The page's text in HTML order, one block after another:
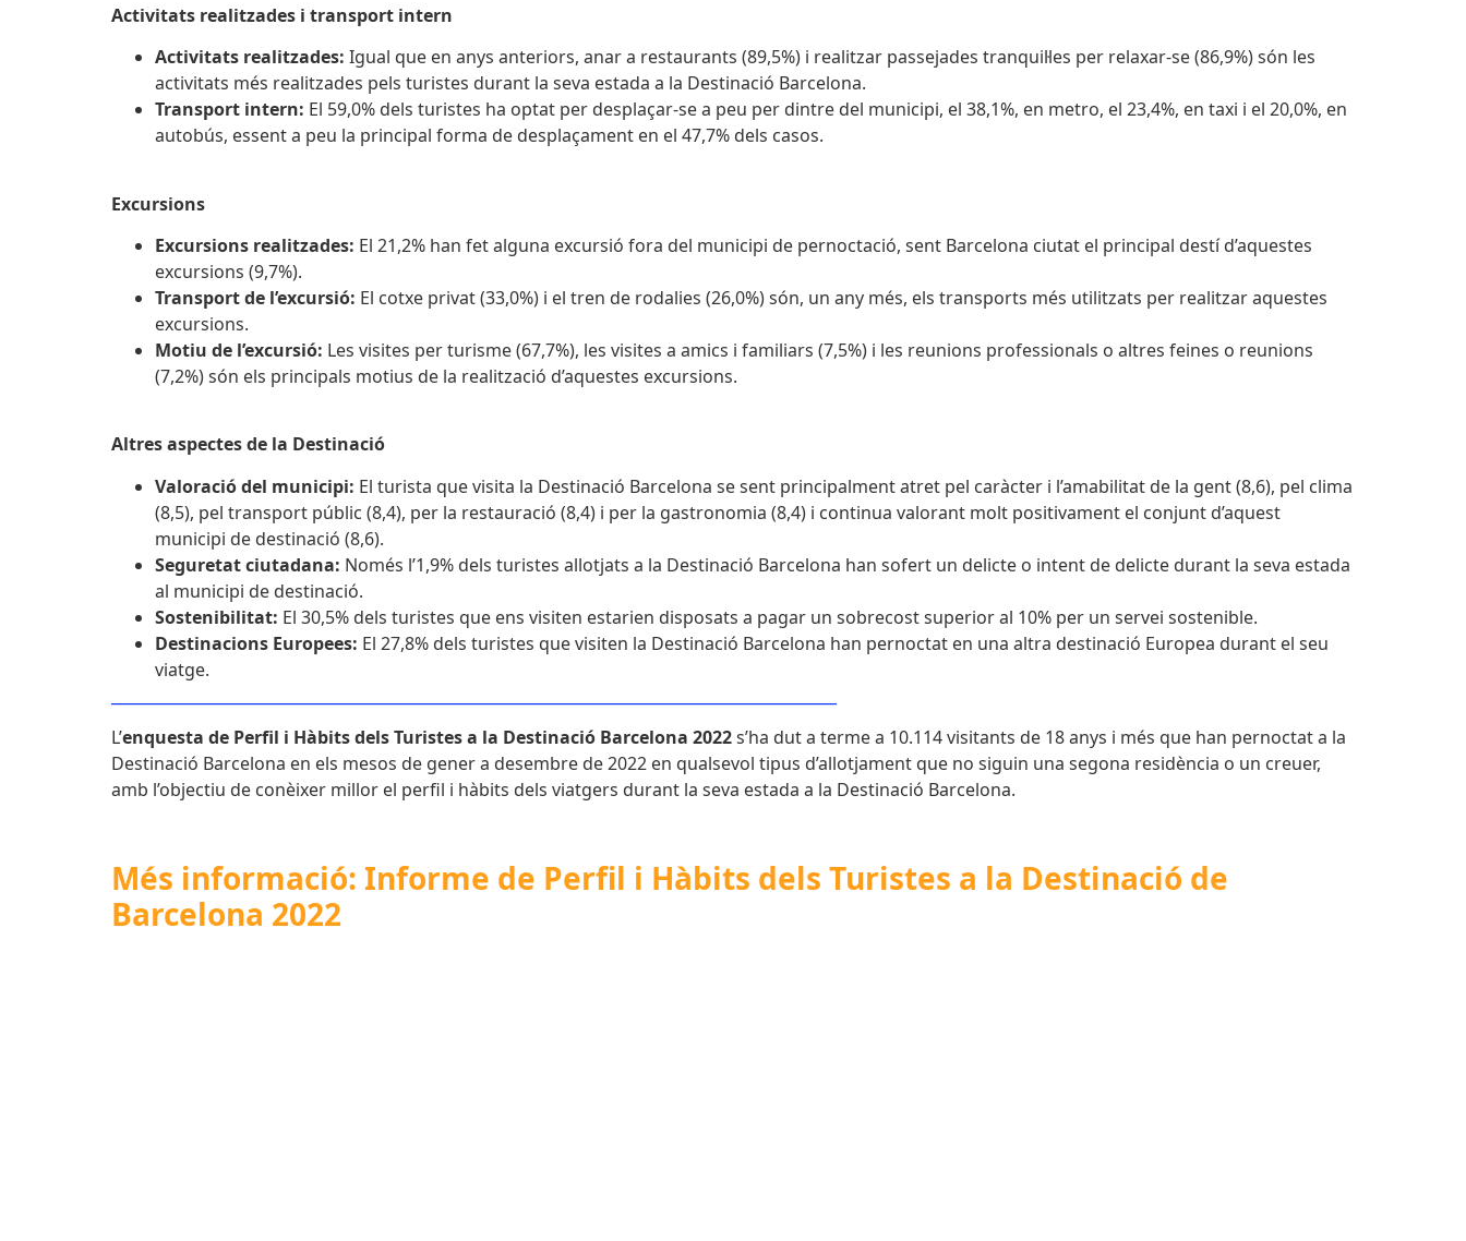
Activitats realitzades i transport intern
Activitats realitzades: Igual que en anys anteriors, anar a restaurants (89,5%) i realitzar passejades tranquil·les per relaxar-se (86,9%) són les
activitats més realitzades pels turistes durant la seva estada a la Destinació Barcelona.
Transport intern: El 59,0% dels turistes ha optat per desplaçar-se a peu per dintre del municipi, el 38,1%, en metro, el 23,4%, en taxi i el 20,0%, en
autobús, essent a peu la principal forma de desplaçament en el 47,7% dels casos.
Excursions
Excursions realitzades: El 21,2% han fet alguna excursió fora del municipi de pernoctació, sent Barcelona ciutat el principal destí d’aquestes
excursions (9,7%).
Transport de l’excursió: El cotxe privat (33,0%) i el tren de rodalies (26,0%) són, un any més, els transports més utilitzats per realitzar aquestes
excursions.
Motiu de l’excursió: Les visites per turisme (67,7%), les visites a amics i familiars (7,5%) i les reunions professionals o altres feines o reunions
(7,2%) són els principals motius de la realització d’aquestes excursions.
Altres aspectes de la Destinació
Valoració del municipi: El turista que visita la Destinació Barcelona se sent principalment atret pel caràcter i l’amabilitat de la gent (8,6), pel clima
(8,5), pel transport públic (8,4), per la restauració (8,4) i per la gastronomia (8,4) i continua valorant molt positivament el conjunt d’aquest
municipi de destinació (8,6).
Seguretat ciutadana: Només l’1,9% dels turistes allotjats a la Destinació Barcelona han sofert un delicte o intent de delicte durant la seva estada
al municipi de destinació.
Sostenibilitat: El 30,5% dels turistes que ens visiten estarien disposats a pagar un sobrecost superior al 10% per un servei sostenible.
Destinacions Europees: El 27,8% dels turistes que visiten la Destinació Barcelona han pernoctat en una altra destinació Europea durant el seu
viatge.
L’enquesta de Perfil i Hàbits dels Turistes a la Destinació Barcelona 2022s’ha dut a terme a 10.114 visitants de 18 anys i més que han pernoctat a la
Destinació Barcelona en els mesos de gener a desembre de 2022 en qualsevol tipus d’allotjament que no siguin una segona residència o un creuer,
amb l’objectiu de conèixer millor el perfil i hàbits dels viatgers durant la seva estada a la Destinació Barcelona.
Més informació: Informe de Perfil i Hàbits dels Turistes a la Destinació de
Barcelona 2022